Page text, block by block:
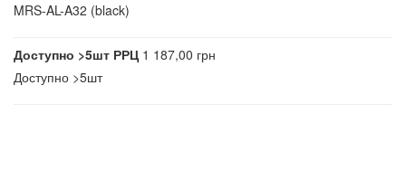
MRS-AL-A32 (black)
Доступно >5шт РРЦ1 187,00 грн
Доступно >5шт